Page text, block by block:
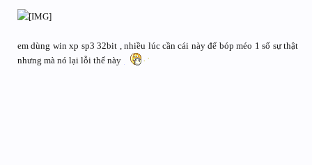
em dùng win xp sp3 32bit , nhiều lúc cần cái này để bóp méo 1 số sự thật
nhưng mà nó lại lỗi thế này